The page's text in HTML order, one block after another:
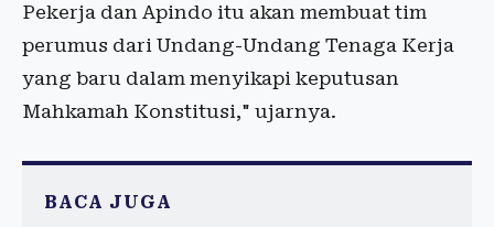
Pekerja dan Apindo itu akan membuat tim
perumus dari Undang-Undang Tenaga Kerja
yang baru dalam menyikapi keputusan
Mahkamah Konstitusi," ujarnya.
BACA JUGA